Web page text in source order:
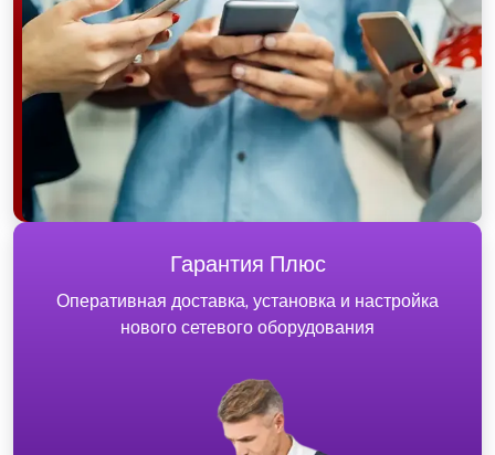
Гарантия Плюс
Оперативная доставка, установка и настройка
нового сетевого оборудования